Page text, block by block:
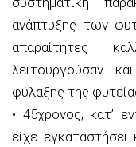
ανάπτυξης των
απαραίτητες
λειτουργούσαν
φύλαξης της
• 45χρονος, κατ’
είχε εγκαταστήσει